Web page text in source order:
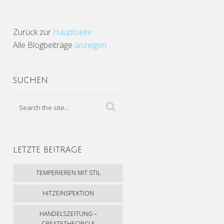
Zurück zur Hauptseite
Alle Blogbeiträge anzeigen
SUCHEN
LETZTE BEITRÄGE
TEMPERIEREN MIT STIL
HITZEINSPEKTION
HANDELSZEITUNG –